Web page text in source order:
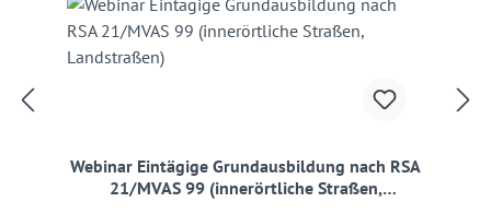
Webinar Eintägige Grundausbildung nach RSA
21/MVAS 99 (innerörtliche Straßen,